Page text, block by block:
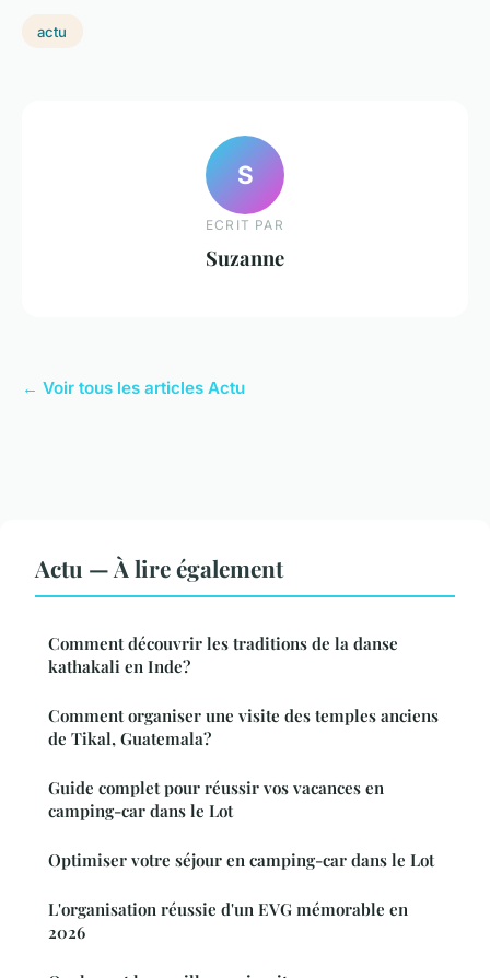
actu
S
ECRIT PAR
Suzanne
← Voir tous les articles Actu
Actu — À lire également
Comment découvrir les traditions de la danse
kathakali en Inde?
Comment organiser une visite des temples anciens
de Tikal, Guatemala?
Guide complet pour réussir vos vacances en
camping-car dans le Lot
Optimiser votre séjour en camping-car dans le Lot
L'organisation réussie d'un EVG mémorable en
2026